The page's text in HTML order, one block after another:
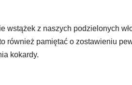
wstążek z naszych podzielonych
również pamiętać o zostawieniu
kokardy.